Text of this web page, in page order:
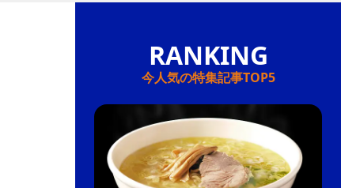
今人気の特集記事TOP5